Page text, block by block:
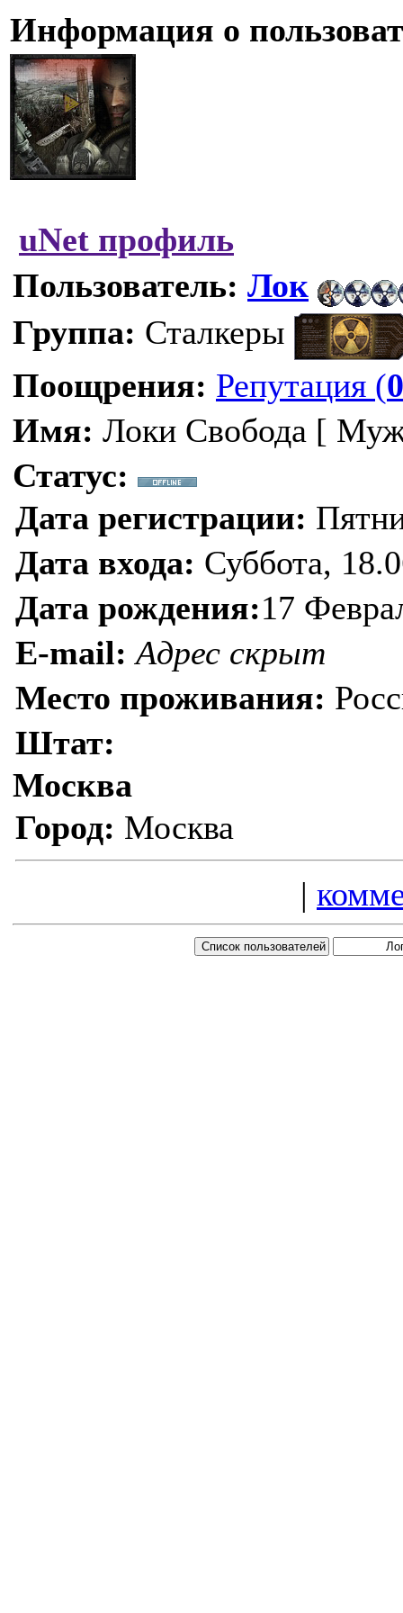
Информация о
uNet профиль
Пользователь: Лок
Группа: Сталкеры
Поощрения: Репутация (0
Имя: Локи Свобода [
Статус:
Дата регистрации:
Дата входа: Суббота,
Дата рождения:17
E-mail: Адрес скрыт
Место проживания:
Штат:
Москва
Город: Москва
|